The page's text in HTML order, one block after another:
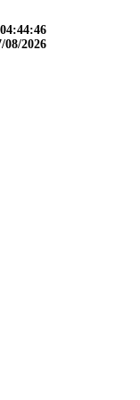
04:44:48
08/2026